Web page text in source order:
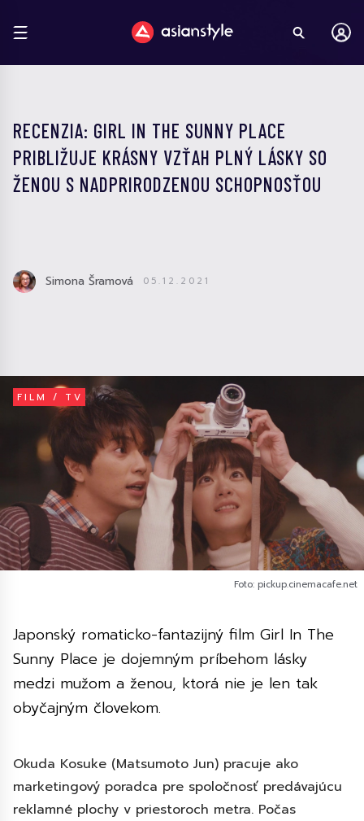
RECENZIA: GIRL IN THE SUNNY PLACE
PRIBLIŽUJE KRÁSNY VZŤAH PLNÝ LÁSKY SO
ŽENOU S NADPRIRODZENOU SCHOPNOSŤOU
Simona Šramová 05.12.2021
FILM / TV
Foto: pickup.cinemacafe.net
Japonský romaticko-fantazijný film Girl In The
Sunny Place je dojemným príbehom lásky
medzi mužom a ženou, ktorá nie je len tak
obyčajným človekom.
Okuda Kosuke (Matsumoto Jun) pracuje ako
marketingový poradca pre spoločnosť predávajúcu
reklamné plochy v priestoroch metra. Počas